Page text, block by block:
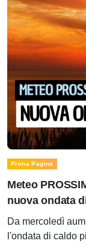
Prima Pagina
Meteo
nuova ondata
Da mercoledì
l'ondata di caldo